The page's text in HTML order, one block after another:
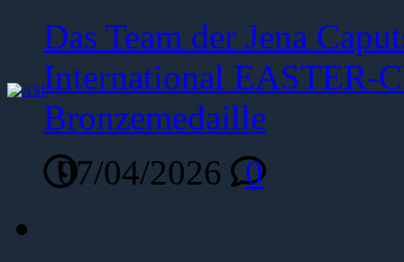
Das Team der Jena
International EASTER-
Bronzemedaille
07/04/2026
0